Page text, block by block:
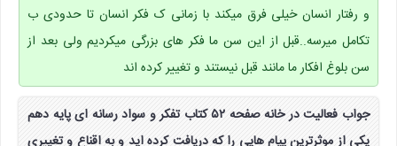
و رفتار انسان خیلی فرق میکند با زمانی ک فکر انسان تا حدودی ب
تکامل میرسه..قبل از این سن ما فکر های بزرگی میکردیم ولی بعد از
سن بلوغ افکار ما مانند قبل نیستند و تغییر کرده اند
جواب فعالیت در خانه صفحه ۵۲ کتاب تفکر و سواد رسانه ای پایه دهم
یکی از موثرترین پیام هایی را که دریافت کرده اید و به اقناع و تغییری